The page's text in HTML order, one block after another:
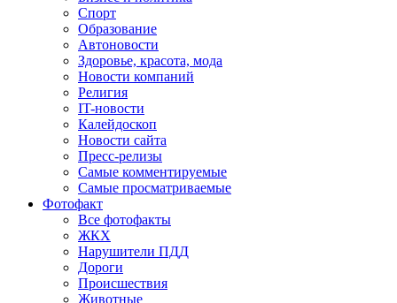
Спорт
Образование
Автоновости
Здоровье, красота, мода
Новости компаний
Религия
IT-новости
Калейдоскоп
Новости сайта
Пресс-релизы
Самые комментируемые
Самые просматриваемые
Фотофакт
Все фотофакты
ЖКХ
Нарушители ПДД
Дороги
Происшествия
Животные